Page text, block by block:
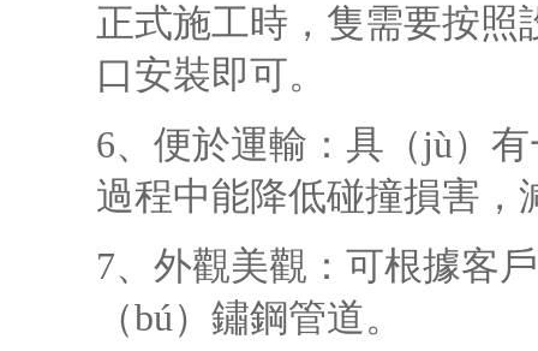
正式施工時，隻需要按照
口安裝即可。
6、便於運輸：具（jù）
過程中能降低碰撞損害，
7、外觀美觀：可根據客
（bú）鏽鋼管道。